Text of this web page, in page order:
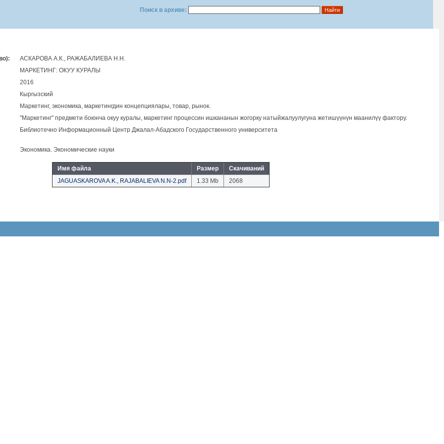
Поиск в архиве:
АСКАРОВА А.К., РАЖАБАЛИЕВА Н.Н.
МАРКЕТИНГ: ОКУУ КУРАЛЫ
2016
Кыргызский
Маркетинг, экономика, маркетингдин концепциялары, товар, рынок.
"Маркетинг" предмети боюнча окуу куралы, маркетинг процессин ишкананын жогорку натыйжалуулугуна жетишүүнүн маанилүү фактору.
Библиотечно Информационный Центр Джалал-Абадского Государственного университета
Экономика. Экономические науки
Имя файла Размер
Скачиваний
JAGUASKAROVA A.K., RAJABALIEVA N.N-2.pdf
1.33 Mb 2068